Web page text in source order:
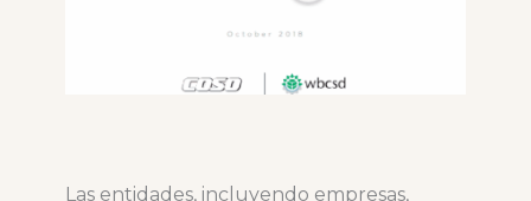
Las entidades, incluyendo empresas,